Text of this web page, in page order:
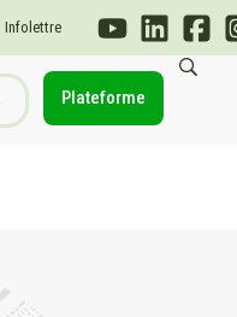
Infolettre
Plateforme